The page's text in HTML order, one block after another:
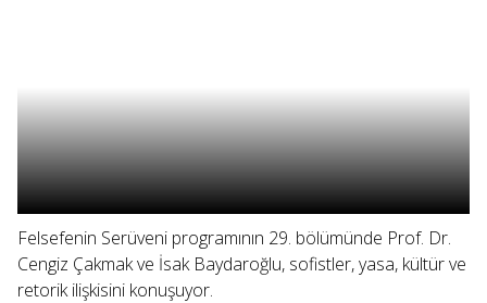
Felsefenin Serüveni programının 29. bölümünde Prof. Dr.
Cengiz Çakmak ve İsak Baydaroğlu, sofistler, yasa, kültür ve
retorik ilişkisini konuşuyor.